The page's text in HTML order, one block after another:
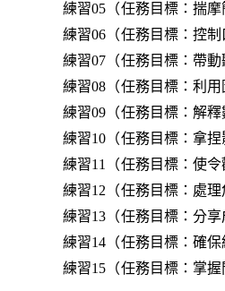
練習05（任務目標：揣摩
練習06（任務目標：控制
練習07（任務目標：帶動
練習08（任務目標：利用
練習09（任務目標：解釋
練習10（任務目標：拿捏
練習11（任務目標：使令
練習12（任務目標：處理
練習13（任務目標：分享
練習14（任務目標：確保
練習15（任務目標：掌握